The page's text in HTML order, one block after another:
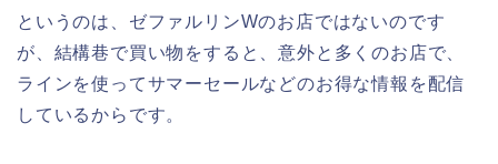
というのは、ゼファルリンWのお店ではないのです
が、結構巷で買い物をすると、意外と多くのお店で、
ラインを使ってサマーセールなどのお得な情報を配信
しているからです。